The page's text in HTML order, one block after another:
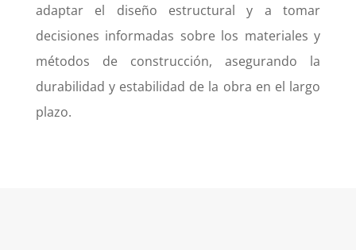
adaptar el diseño estructural y a tomar
decisiones informadas sobre los materiales y
métodos de construcción, asegurando la
durabilidad y estabilidad de la obra en el largo
plazo.